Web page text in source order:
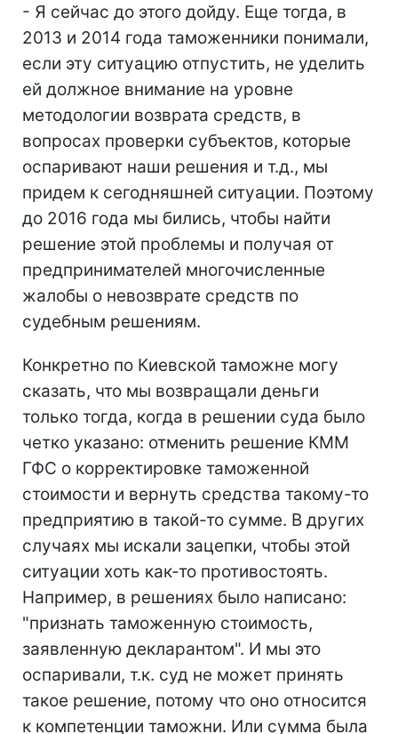
- Я сейчас до этого дойду. Еще тогда, в
2013 и 2014 года таможенники понимали,
если эту ситуацию отпустить, не уделить
ей должное внимание на уровне
методологии возврата средств, в
вопросах проверки субъектов, которые
оспаривают наши решения и т.д., мы
придем к сегодняшней ситуации. Поэтому
до 2016 года мы бились, чтобы найти
решение этой проблемы и получая от
предпринимателей многочисленные
жалобы о невозврате средств по
судебным решениям.
Конкретно по Киевской таможне могу
сказать, что мы возвращали деньги
только тогда, когда в решении суда было
четко указано: отменить решение КММ
ГФС о корректировке таможенной
стоимости и вернуть средства такому-то
предприятию в такой-то сумме. В других
случаях мы искали зацепки, чтобы этой
ситуации хоть как-то противостоять.
Например, в решениях было написано:
"признать таможенную стоимость,
заявленную декларантом". И мы это
оспаривали, т.к. суд не может принять
такое решение, потому что оно относится
к компетенции таможни. Или сумма была